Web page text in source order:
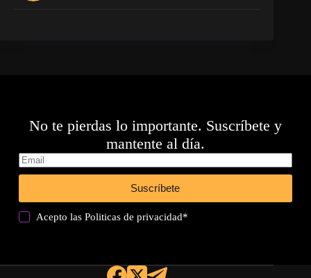
No te pierdas lo importante. Suscríbete y
mantente al día.
Suscríbete
Acepto lasPoliticas de privacidad*